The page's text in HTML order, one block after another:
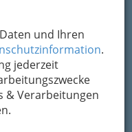
und Ihren
.
jederzeit
& Verarbeitungen
Stelle zur
ein sicheres
nach dem
Mail an das
weitergeleitet.